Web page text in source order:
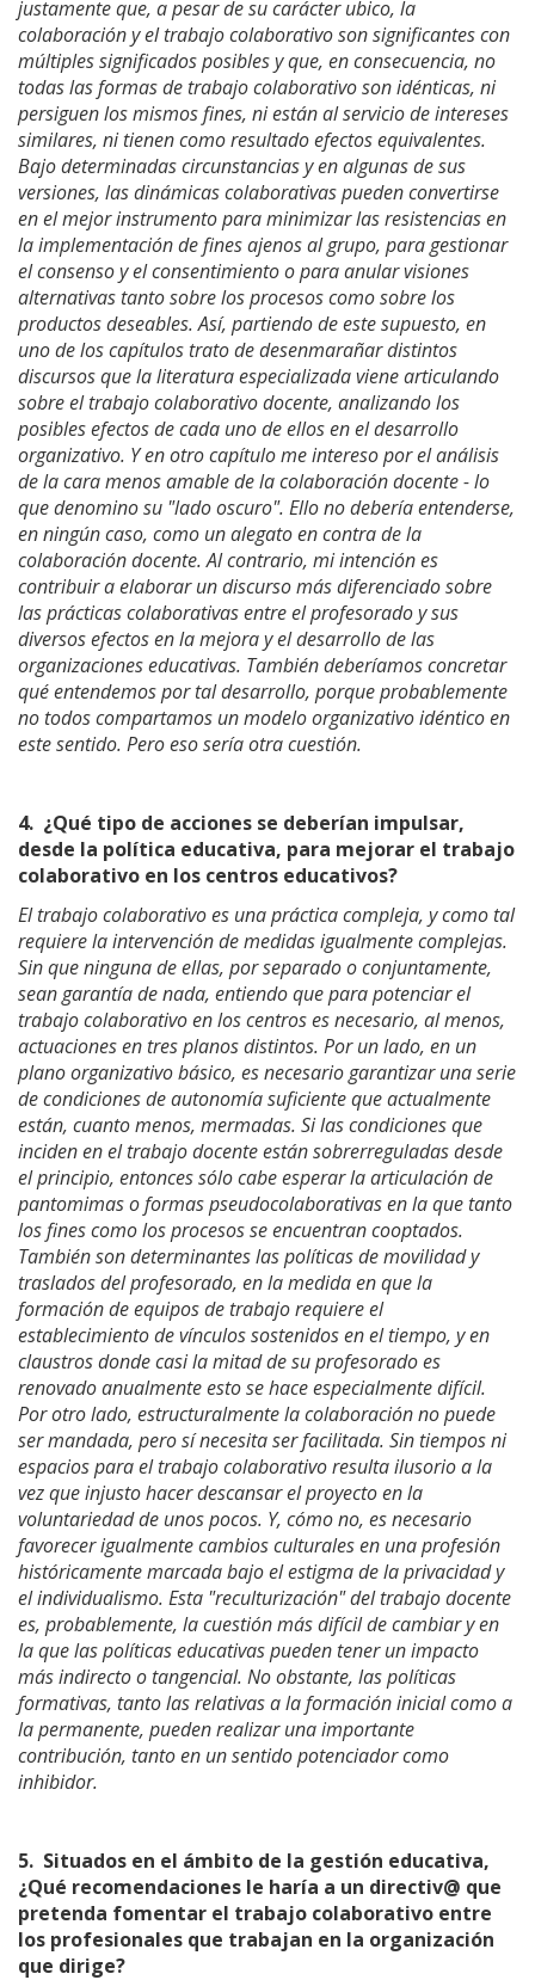
justamente que, a pesar de su carácter ubico, la
colaboración y el trabajo colaborativo son significantes con
múltiples significados posibles y que, en consecuencia, no
todas las formas de trabajo colaborativo son idénticas, ni
persiguen los mismos fines, ni están al servicio de intereses
similares, ni tienen como resultado efectos equivalentes.
Bajo determinadas circunstancias y en algunas de sus
versiones, las dinámicas colaborativas pueden convertirse
en el mejor instrumento para minimizar las resistencias en
la implementación de fines ajenos al grupo, para gestionar
el consenso y el consentimiento o para anular visiones
alternativas tanto sobre los procesos como sobre los
productos deseables. Así, partiendo de este supuesto, en
uno de los capítulos trato de desenmarañar distintos
discursos que la literatura especializada viene articulando
sobre el trabajo colaborativo docente, analizando los
posibles efectos de cada uno de ellos en el desarrollo
organizativo. Y en otro capítulo me intereso por el análisis
de la cara menos amable de la colaboración docente - lo
que denomino su "lado oscuro". Ello no debería entenderse,
en ningún caso, como un alegato en contra de la
colaboración docente. Al contrario, mi intención es
contribuir a elaborar un discurso más diferenciado sobre
las prácticas colaborativas entre el profesorado y sus
diversos efectos en la mejora y el desarrollo de las
organizaciones educativas. También deberíamos concretar
qué entendemos por tal desarrollo, porque probablemente
no todos compartamos un modelo organizativo idéntico en
este sentido. Pero eso sería otra cuestión.
4. ¿Qué tipo de acciones se deberían impulsar,
desde la política educativa, para mejorar el trabajo
colaborativo en los centros educativos?
El trabajo colaborativo es una práctica compleja, y como tal
requiere la intervención de medidas igualmente complejas.
Sin que ninguna de ellas, por separado o conjuntamente,
sean garantía de nada, entiendo que para potenciar el
trabajo colaborativo en los centros es necesario, al menos,
actuaciones en tres planos distintos. Por un lado, en un
plano organizativo básico, es necesario garantizar una serie
de condiciones de autonomía suficiente que actualmente
están, cuanto menos, mermadas. Si las condiciones que
inciden en el trabajo docente están sobrerreguladas desde
el principio, entonces sólo cabe esperar la articulación de
pantomimas o formas pseudocolaborativas en la que tanto
los fines como los procesos se encuentran cooptados.
También son determinantes las políticas de movilidad y
traslados del profesorado, en la medida en que la
formación de equipos de trabajo requiere el
establecimiento de vínculos sostenidos en el tiempo, y en
claustros donde casi la mitad de su profesorado es
renovado anualmente esto se hace especialmente difícil.
Por otro lado, estructuralmente la colaboración no puede
ser mandada, pero sí necesita ser facilitada. Sin tiempos ni
espacios para el trabajo colaborativo resulta ilusorio a la
vez que injusto hacer descansar el proyecto en la
voluntariedad de unos pocos. Y, cómo no, es necesario
favorecer igualmente cambios culturales en una profesión
históricamente marcada bajo el estigma de la privacidad y
el individualismo. Esta "reculturización" del trabajo docente
es, probablemente, la cuestión más difícil de cambiar y en
la que las políticas educativas pueden tener un impacto
más indirecto o tangencial. No obstante, las políticas
formativas, tanto las relativas a la formación inicial como a
la permanente, pueden realizar una importante
contribución, tanto en un sentido potenciador como
inhibidor.
5. Situados en el ámbito de la gestión educativa,
¿Qué recomendaciones le haría a un directiv@ que
pretenda fomentar el trabajo colaborativo entre
los profesionales que trabajan en la organización
que dirige?